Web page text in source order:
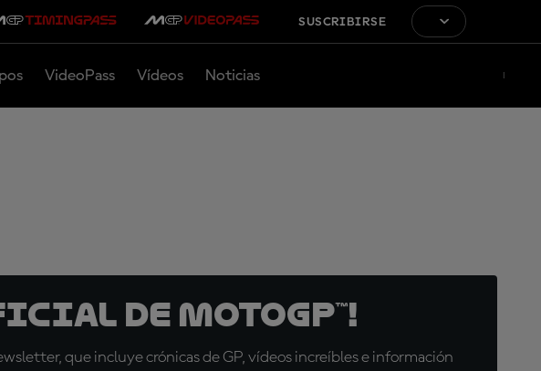
SUSCRIBIRSE
VideoPass Vídeos Noticias
de MotoGP™!
que incluye crónicas de GP, vídeos increíbles e información